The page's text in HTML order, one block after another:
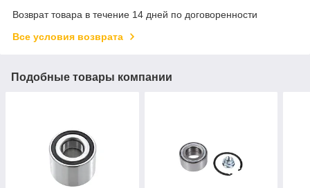
Возврат товара в течение 14 дней по договоренности
Все условия возврата
Подобные товары компании